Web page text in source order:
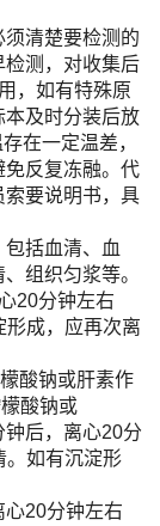
清楚要检测的
检测，对收集后
，如有特殊原
本及时分装后放
在一定温差，
反复冻融。代
要说明书，具
括血清、血
组织匀浆等。
20分钟左右
形成，应再次离
酸钠或肝素作
酸钠或
后，离心20分
。如有沉淀形
20分钟左右